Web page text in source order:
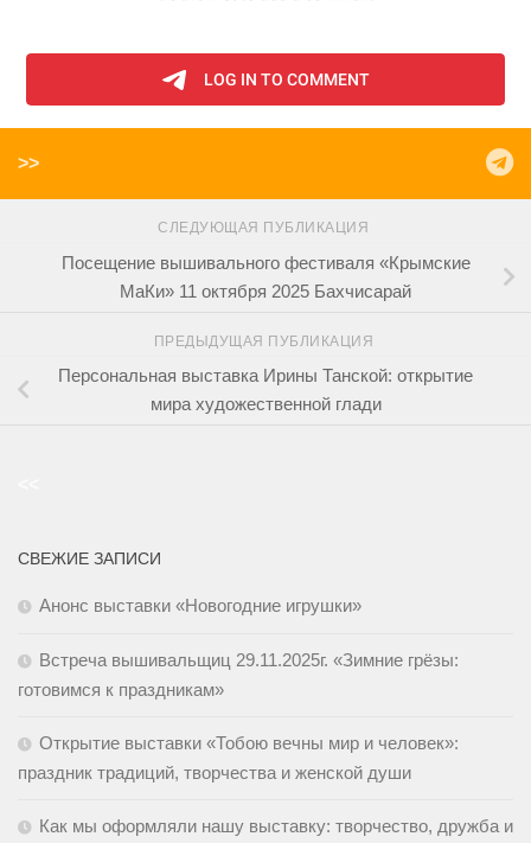
>>
СЛЕДУЮЩАЯ ПУБЛИКАЦИЯ
Посещение вышивального фестиваля «Крымские
МаКи» 11 октября 2025 Бахчисарай
ПРЕДЫДУЩАЯ ПУБЛИКАЦИЯ
Персональная выставка Ирины Танской: открытие
мира художественной глади
СВЕЖИЕ ЗАПИСИ
Анонс выставки «Новогодние игрушки»
Встреча вышивальщиц 29.11.2025г. «Зимние грёзы:
готовимся к праздникам»
Открытие выставки «Тобою вечны мир и человек»:
праздник традиций, творчества и женской души
Как мы оформляли нашу выставку: творчество, дружба и